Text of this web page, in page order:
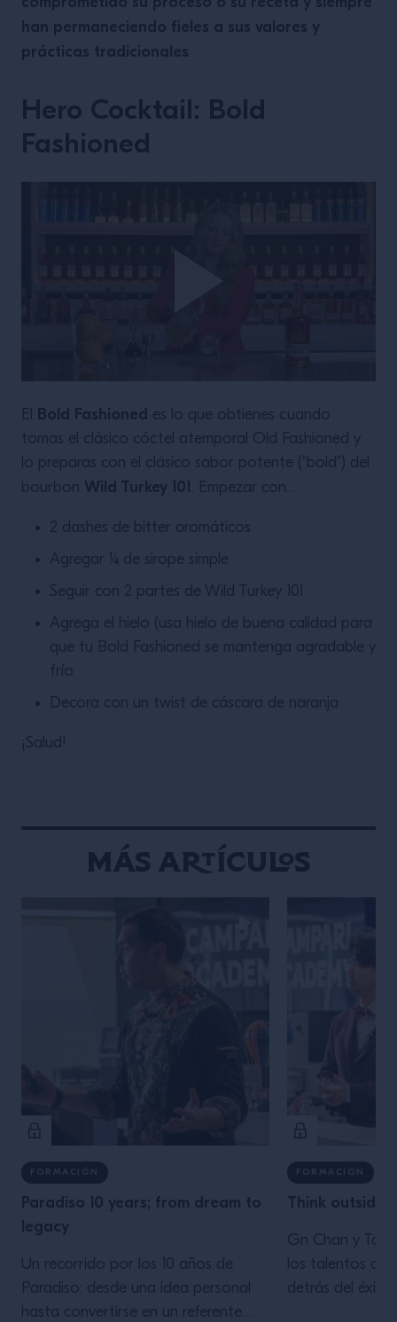
han permaneciendo fieles a sus valores y
prácticas tradicionales.
Hero Cocktail: Bold
Fashioned
El Bold Fashioned es lo que obtienes cuando
tomas el clásico cóctel atemporal Old Fashioned y
lo preparas con el clásico sabor potente (“bold”) del
bourbon Wild Turkey 101 . Empezar con…
2 dashes de bitter aromáticos
Agregar ¼ de sirope simple
Seguir con 2 partes de Wild Turkey 101
Agrega el hielo (usa hielo de buena calidad para
que tu Bold Fashioned se mantenga agradable y
frío
Decora con un twist de cáscara de naranja
¡Salud!
Más artículos
FORMACIÓN
Paradiso 10 years; from dream to
legacy
Un recorrido por los 10 años de
Paradiso: desde una idea personal
hasta convertirse en un referente
FORMACIÓN
Think outside
Gn Chan y
los talentos
detrás del éxito